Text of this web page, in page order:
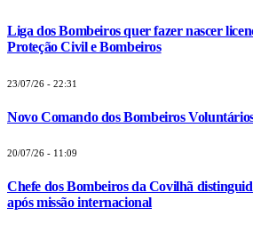
Liga dos Bombeiros quer fazer nascer
Proteção Civil e Bombeiros
23/07/26 - 22:31
Novo Comando dos Bombeiros
20/07/26 - 11:09
Chefe dos Bombeiros da Covilhã
após missão internacional